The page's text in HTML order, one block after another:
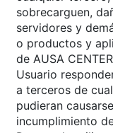
sobrecarguen,
servidores y
o productos y
de AUSA
Usuario
a terceros de
pudieran
incumplimiento